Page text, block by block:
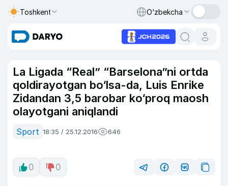
Toshkent O‘zbekcha
La Ligada “Real” “Barselona”ni ortda
qoldirayotgan bo‘lsa-da, Luis Enrike
Zidandan 3,5 barobar ko‘proq maosh
olayotgani aniqlandi
Sport 18:35 / 25.12.2016 646
0 0